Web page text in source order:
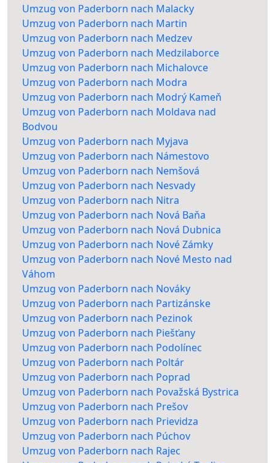
Umzug von Paderborn nach Malacky
Umzug von Paderborn nach Martin
Umzug von Paderborn nach Medzev
Umzug von Paderborn nach Medzilaborce
Umzug von Paderborn nach Michalovce
Umzug von Paderborn nach Modra
Umzug von Paderborn nach Modrý Kameň
Umzug von Paderborn nach Moldava nad
Bodvou
Umzug von Paderborn nach Myjava
Umzug von Paderborn nach Námestovo
Umzug von Paderborn nach Nemšová
Umzug von Paderborn nach Nesvady
Umzug von Paderborn nach Nitra
Umzug von Paderborn nach Nová Baňa
Umzug von Paderborn nach Nová Dubnica
Umzug von Paderborn nach Nové Zámky
Umzug von Paderborn nach Nové Mesto nad
Váhom
Umzug von Paderborn nach Nováky
Umzug von Paderborn nach Partizánske
Umzug von Paderborn nach Pezinok
Umzug von Paderborn nach Piešťany
Umzug von Paderborn nach Podolínec
Umzug von Paderborn nach Poltár
Umzug von Paderborn nach Poprad
Umzug von Paderborn nach Považská Bystrica
Umzug von Paderborn nach Prešov
Umzug von Paderborn nach Prievidza
Umzug von Paderborn nach Púchov
Umzug von Paderborn nach Rajec